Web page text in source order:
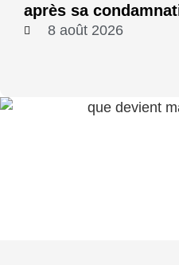
après sa
8 août 2026